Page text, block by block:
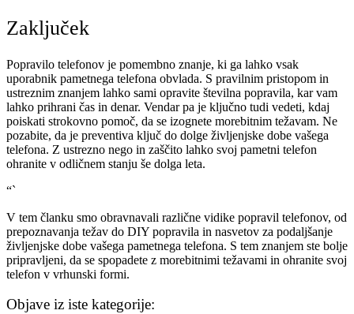
Zaključek
Popravilo telefonov je pomembno znanje, ki ga lahko vsak
uporabnik pametnega telefona obvlada. S pravilnim pristopom in
ustreznim znanjem lahko sami opravite številna popravila, kar vam
lahko prihrani čas in denar. Vendar pa je ključno tudi vedeti, kdaj
poiskati strokovno pomoč, da se izognete morebitnim težavam. Ne
pozabite, da je preventiva ključ do dolge življenjske dobe vašega
telefona. Z ustrezno nego in zaščito lahko svoj pametni telefon
ohranite v odličnem stanju še dolga leta.
“`
V tem članku smo obravnavali različne vidike popravil telefonov, od
prepoznavanja težav do DIY popravila in nasvetov za podaljšanje
življenjske dobe vašega pametnega telefona. S tem znanjem ste bolje
pripravljeni, da se spopadete z morebitnimi težavami in ohranite svoj
telefon v vrhunski formi.
Objave iz iste kategorije: